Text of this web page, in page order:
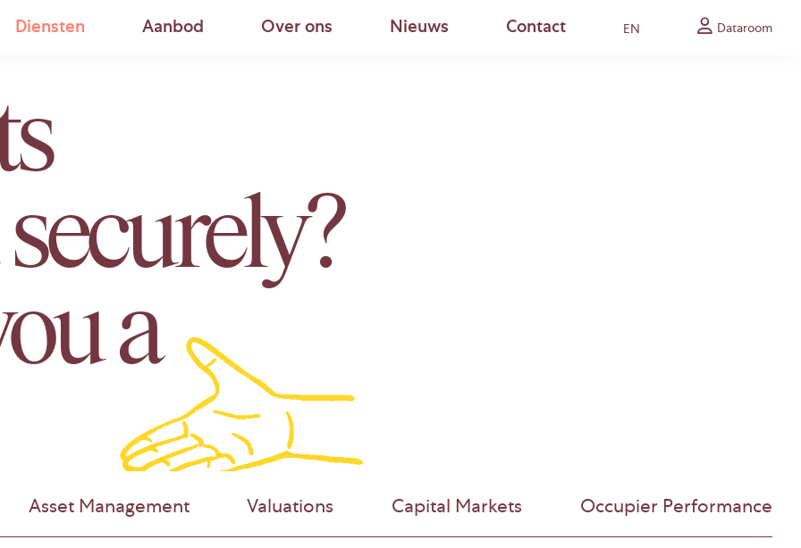
Diensten Aanbod Over ons Nieuws Contact EN Dataroom
a
Asset Management Valuations Capital Markets Occupier Performance